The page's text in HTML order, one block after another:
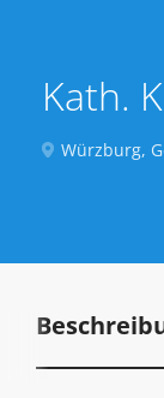
Kath.
Würzburg,